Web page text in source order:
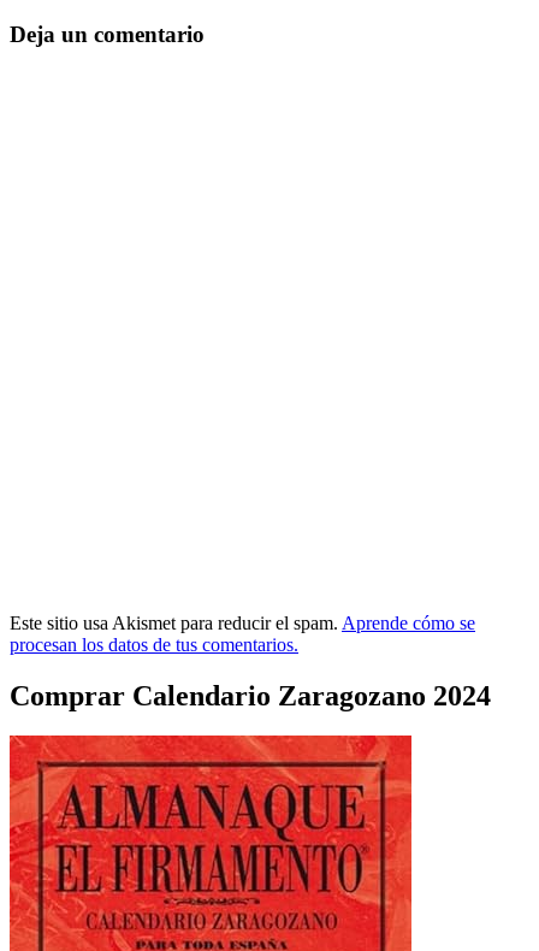
Deja un comentario
Este sitio usa Akismet para reducir el spam. Aprende cómo se
procesan los datos de tus comentarios.
Comprar Calendario Zaragozano 2024